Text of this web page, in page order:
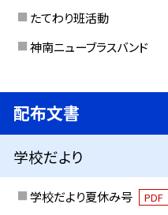
たてわり班活動
神南ニューブラスバンド
配布文書
学校だより
学校だより夏休み号 PDF